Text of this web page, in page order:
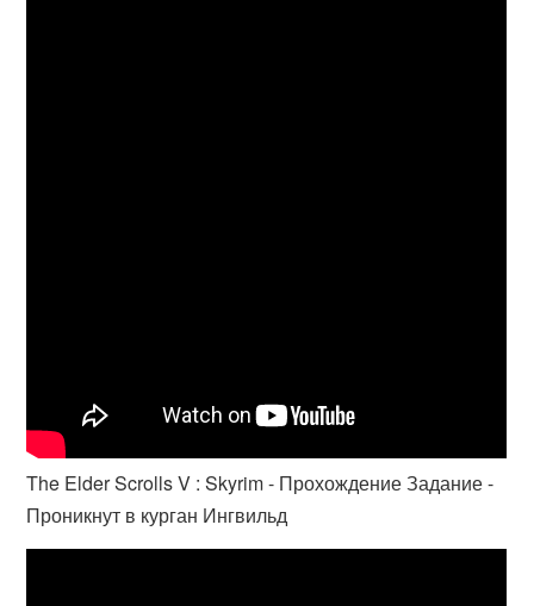
The Elder Scrolls V : Skyrim - Прохождение Задание -
Проникнут в курган Ингвильд